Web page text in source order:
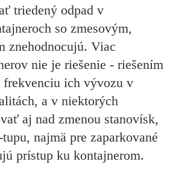
triedený odpad v
so zmesovým,
znehodnocujú. Viac
nie je riešenie - riešením
ich vývozu v
a v niektorých
aj nad zmenou stanovísk,
najmä pre zaparkované
prístup ku kontajnerom.